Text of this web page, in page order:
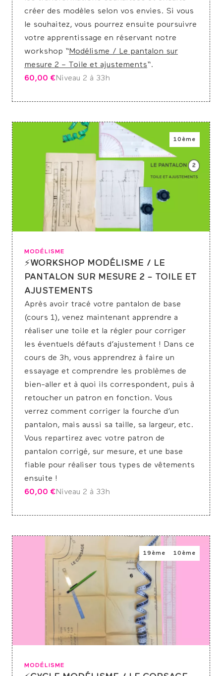
créer des modèles selon vos envies. Si vous
le souhaitez, vous pourrez ensuite poursuivre
votre apprentissage en réservant notre
workshop “Modélisme / Le pantalon sur
mesure 2 – Toile et ajustements“.
60,00 €Niveau 2 à 33h
10ème
MODÉLISME
⚡WORKSHOP MODÉLISME / LE
PANTALON SUR MESURE 2 – TOILE ET
AJUSTEMENTS
Après avoir tracé votre pantalon de base
(cours 1), venez maintenant apprendre a
réaliser une toile et la régler pour corriger
les éventuels défauts d’ajustement ! Dans ce
cours de 3h, vous apprendrez à faire un
essayage et comprendre les problèmes de
bien-aller et à quoi ils correspondent, puis à
retoucher un patron en fonction. Vous
verrez comment corriger la fourche d’un
pantalon, mais aussi sa taille, sa largeur, etc.
Vous repartirez avec votre patron de
pantalon corrigé, sur mesure, et une base
fiable pour réaliser tous types de vêtements
ensuite !
60,00 €Niveau 2 à 33h
19ème 10ème
MODÉLISME